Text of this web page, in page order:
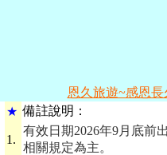
恩久旅遊~感恩長
★ 備註說明：
1.
有效日期2026年9月底前
相關規定為主。